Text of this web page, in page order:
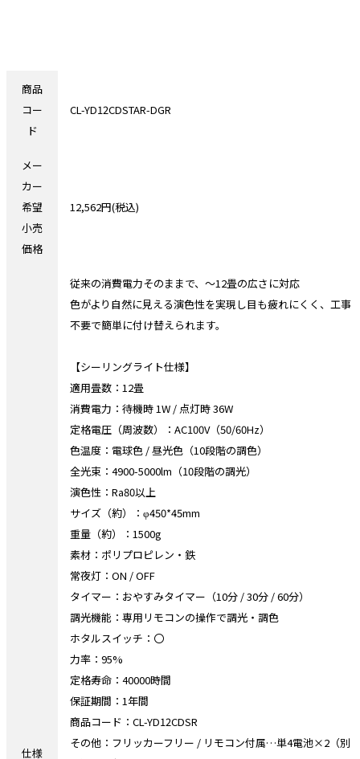
商品
コー
ド
CL-YD12CDSTAR-DGR
メー
カー
希望
小売
価格
12,562円(税込)
仕様
従来の消費電力そのままで、～12畳の広さに対応
色がより自然に見える演色性を実現し目も疲れにくく、工事
不要で簡単に付け替えられます。
【シーリングライト仕様】
適用畳数：12畳
消費電力：待機時 1W / 点灯時 36W
定格電圧（周波数）：AC100V（50/60Hz）
色温度：電球色 / 昼光色（10段階の調色）
全光束：4900-5000lm（10段階の調光）
演色性：Ra80以上
サイズ（約）：φ450*45mm
重量（約）：1500g
素材：ポリプロピレン・鉄
常夜灯：ON / OFF
タイマー：おやすみタイマー（10分 / 30分 / 60分）
調光機能：専用リモコンの操作で調光・調色
ホタルスイッチ：〇
力率：95%
定格寿命：40000時間
保証期間：1年間
商品コード：CL-YD12CDSR
その他：フリッカーフリー / リモコン付属…単4電池×2（別